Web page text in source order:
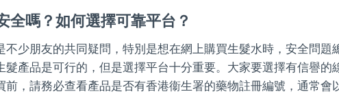
全嗎？如何選擇可靠平台？
不少朋友的共同疑問，特別是想在網上購買生髮水時，安全問題
髮產品是可行的，但是選擇平台十分重要。大家要選擇有信譽的
前，請務必查看產品是否有香港衞生署的藥物註冊編號，通常會